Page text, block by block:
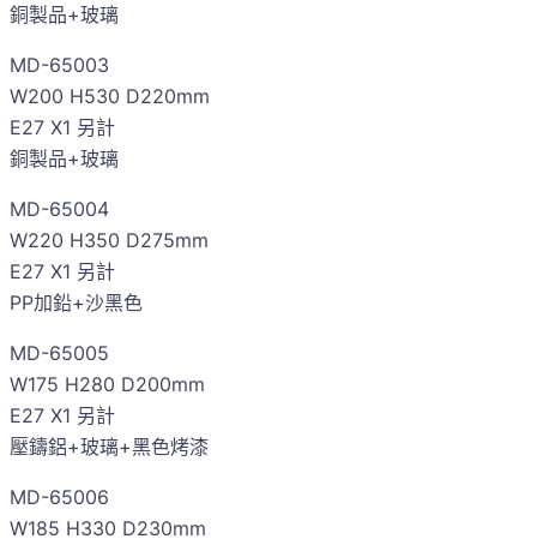
銅製品+玻璃
MD-65003
W200 H530 D220mm
E27 X1 另計
銅製品+玻璃
MD-65004
W220 H350 D275mm
E27 X1 另計
PP加鉛+沙黑色
MD-65005
W175 H280 D200mm
E27 X1 另計
壓鑄鋁+玻璃+黑色烤漆
MD-65006
W185 H330 D230mm